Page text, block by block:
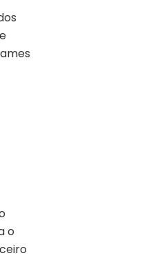
o